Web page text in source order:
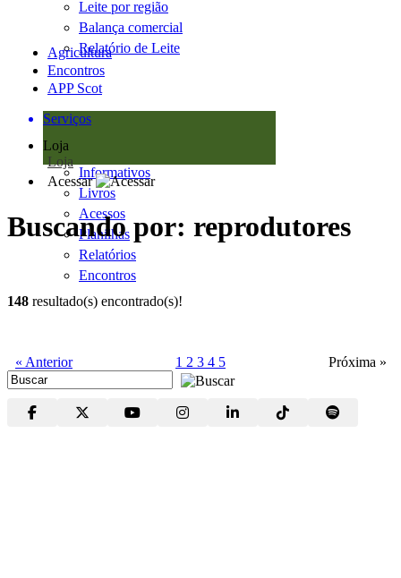
Leite por região
Balança comercial
Relatório de Leite
Agricultura
Encontros
APP Scot
Serviços
Loja
Loja
Informativos
Livros
Acessos
Planilhas
Relatórios
Encontros
Acessar
Buscando por: reprodutores
148 resultado(s) encontrado(s)!
« Anterior 1 2 3 4 5 Próxima »